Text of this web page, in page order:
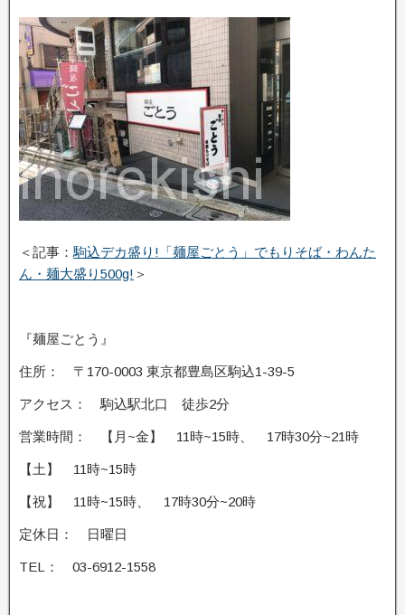
＜記事： 駒込デカ盛り!「麺屋ごとう」でもりそば・わんた
ん・麺大盛り500g! ＞
『麺屋ごとう』
住所： 〒170-0003 東京都豊島区駒込1-39-5
アクセス： 駒込駅北口 徒歩2分
営業時間： 【月~金】 11時~15時、 17時30分~21時
【土】 11時~15時
【祝】 11時~15時、 17時30分~20時
定休日： 日曜日
TEL： 03-6912-1558